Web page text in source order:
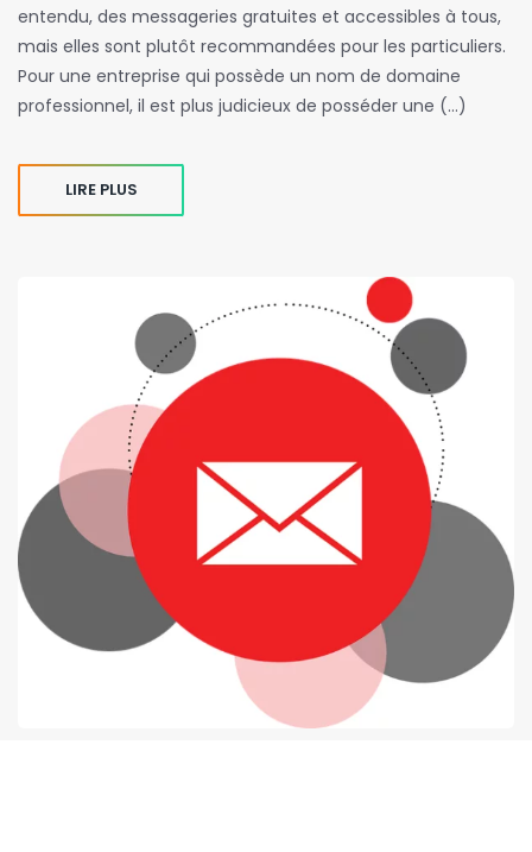
entendu, des messageries gratuites et accessibles à tous,
mais elles sont plutôt recommandées pour les particuliers.
Pour une entreprise qui possède un nom de domaine
professionnel, il est plus judicieux de posséder une (…)
LIRE PLUS